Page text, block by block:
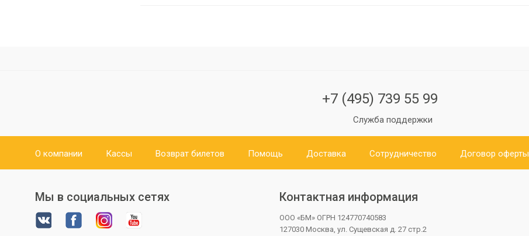
+7 (495) 739 55 99
Служба поддержки
О компании Кассы Возврат билетов Помощь Доставка Сотрудничество Договор оферты
Мы в социальных сетях Контактная информация
ООО «БМ» ОГРН 124770740583
127030 Москва, ул. Сущевская д. 27 стр.2